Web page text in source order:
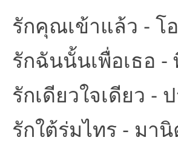
รักคุณเข้าแล้ว - โ
รักฉันนั้นเพื่อเธอ -
รักเดียวใจเดียว -
รักใต้ร่มไทร - มา